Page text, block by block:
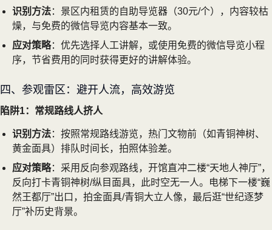
识别方法：景区内租赁的自助导览器（30元/个），内容较枯
燥，与免费的微信导览内容基本一致。
应对策略：优先选择人工讲解，或使用免费的微信导览小程
序，节省费用的同时获得更好的讲解体验。
四、参观雷区：避开人流，高效游览
陷阱1：常规路线人挤人
识别方法：按照常规路线游览，热门文物前（如青铜神树、
黄金面具）排队时间长，拍照体验差。
应对策略：采用反向参观路线，开馆直冲二楼“天地人神厅”，
反向打卡青铜神树/纵目面具，此时空无一人。电梯下一楼“巍
然王都厅”出口，拍金面具/青铜大立人像，最后逛“世纪逐梦
厅”补历史背景。